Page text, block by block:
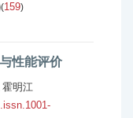
(159)
性能评价
霍明江